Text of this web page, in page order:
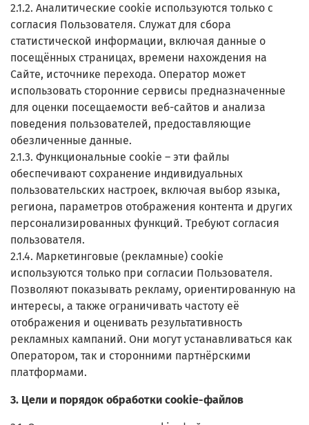
2.1.2. Аналитические cookie используются только с
согласия Пользователя. Служат для сбора
статистической информации, включая данные о
посещённых страницах, времени нахождения на
Сайте, источнике перехода. Оператор может
использовать сторонние сервисы предназначенные
для оценки посещаемости веб-сайтов и анализа
поведения пользователей, предоставляющие
обезличенные данные.
2.1.3. Функциональные cookie – эти файлы
обеспечивают сохранение индивидуальных
пользовательских настроек, включая выбор языка,
региона, параметров отображения контента и других
персонализированных функций. Требуют согласия
пользователя.
2.1.4. Маркетинговые (рекламные) cookie
используются только при согласии Пользователя.
Позволяют показывать рекламу, ориентированную на
интересы, а также ограничивать частоту её
отображения и оценивать результативность
рекламных кампаний. Они могут устанавливаться как
Оператором, так и сторонними партнёрскими
платформами.
3. Цели и порядок обработки cookie-файлов